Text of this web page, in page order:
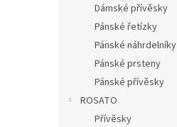
Dámské přívěsky
Pánské řetízky
Pánské náhrdelníky
Pánské prsteny
Pánské přívěsky
ROSATO
Přívěsky